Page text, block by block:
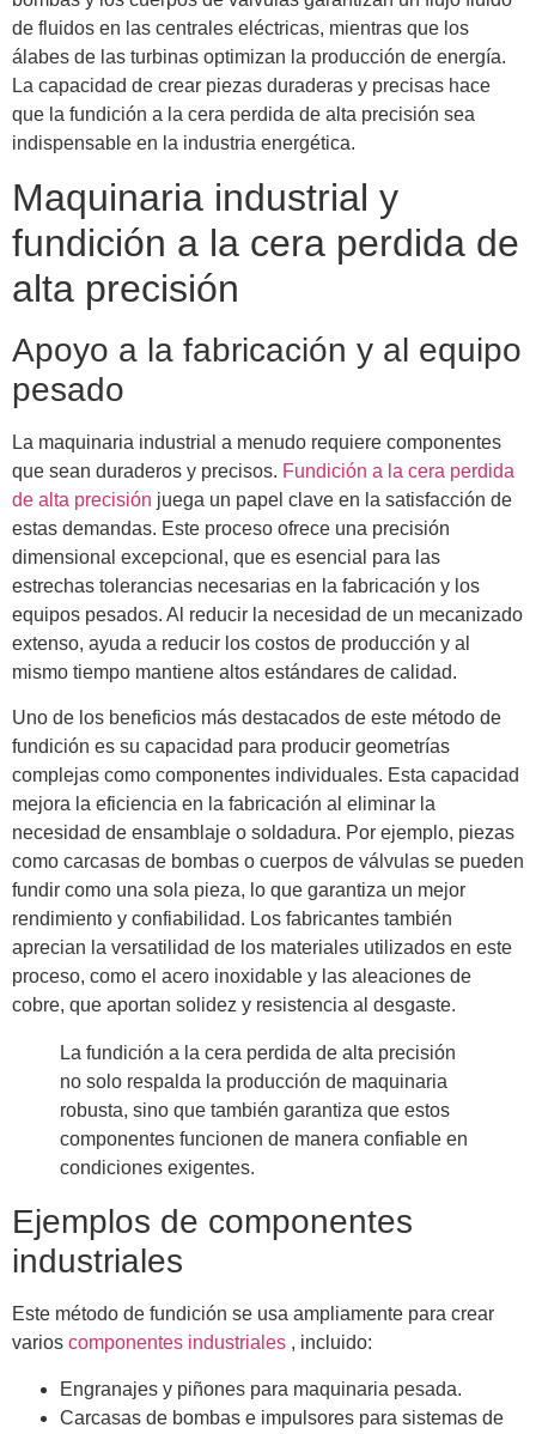
de fluidos en las centrales eléctricas, mientras que los
álabes de las turbinas optimizan la producción de energía.
La capacidad de crear piezas duraderas y precisas hace
que la fundición a la cera perdida de alta precisión sea
indispensable en la industria energética.
Maquinaria industrial y
fundición a la cera perdida de
alta precisión
Apoyo a la fabricación y al equipo
pesado
La maquinaria industrial a menudo requiere componentes
que sean duraderos y precisos. Fundición a la cera perdida
de alta precisión juega un papel clave en la satisfacción de
estas demandas. Este proceso ofrece una precisión
dimensional excepcional, que es esencial para las
estrechas tolerancias necesarias en la fabricación y los
equipos pesados. Al reducir la necesidad de un mecanizado
extenso, ayuda a reducir los costos de producción y al
mismo tiempo mantiene altos estándares de calidad.
Uno de los beneficios más destacados de este método de
fundición es su capacidad para producir geometrías
complejas como componentes individuales. Esta capacidad
mejora la eficiencia en la fabricación al eliminar la
necesidad de ensamblaje o soldadura. Por ejemplo, piezas
como carcasas de bombas o cuerpos de válvulas se pueden
fundir como una sola pieza, lo que garantiza un mejor
rendimiento y confiabilidad. Los fabricantes también
aprecian la versatilidad de los materiales utilizados en este
proceso, como el acero inoxidable y las aleaciones de
cobre, que aportan solidez y resistencia al desgaste.
La fundición a la cera perdida de alta precisión
no solo respalda la producción de maquinaria
robusta, sino que también garantiza que estos
componentes funcionen de manera confiable en
condiciones exigentes.
Ejemplos de componentes
industriales
Este método de fundición se usa ampliamente para crear
varios componentes industriales , incluido:
Engranajes y piñones para maquinaria pesada.
Carcasas de bombas e impulsores para sistemas de